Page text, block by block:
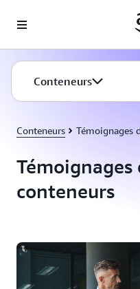
Conteneurs
Conteneurs Témoignages
conteneurs